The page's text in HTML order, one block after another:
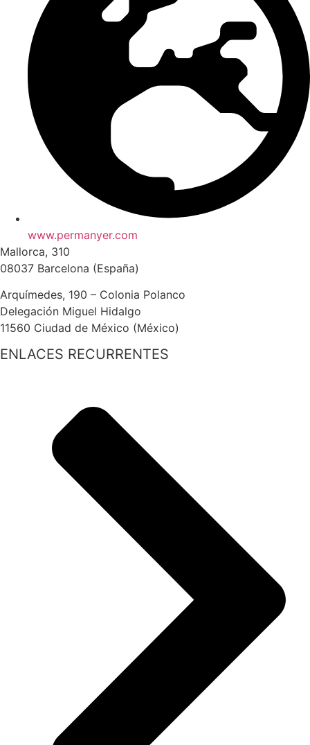
www.permanyer.com
Mallorca, 310
08037 Barcelona (España)
Arquímedes, 190 – Colonia Polanco
Delegación Miguel Hidalgo
11560 Ciudad de México (México)
ENLACES RECURRENTES